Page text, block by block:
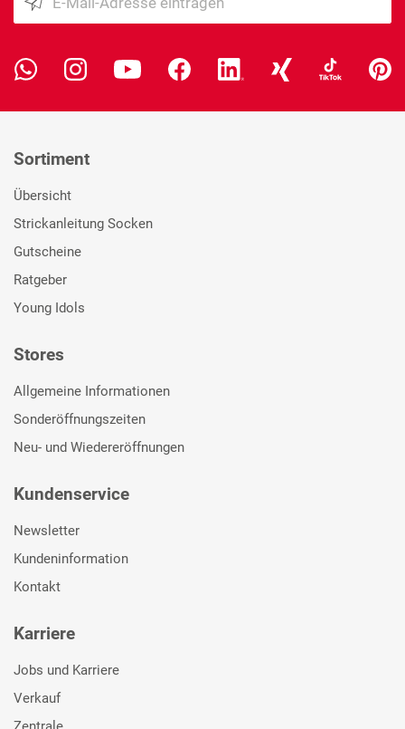
Sortiment
Übersicht
Strickanleitung Socken
Gutscheine
Ratgeber
Young Idols
Stores
Allgemeine Informationen
Sonderöffnungszeiten
Neu- und Wiedereröffnungen
Kundenservice
Newsletter
Kundeninformation
Kontakt
Karriere
Jobs und Karriere
Verkauf